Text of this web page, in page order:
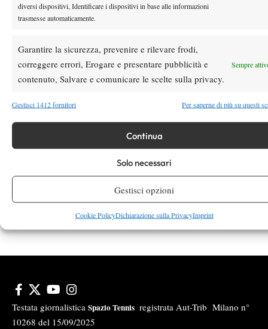
diversi dispositivi, Identificare i dispositivi in base alle informazioni
trasmesse automaticamente.
Garantire la sicurezza, prevenire e rilevare frodi,
correggere errori, Erogare e presentare pubblicità e
contenuto, Salvare e comunicare le scelte sulla privacy.
Sempre
Gestisci 1412 fornitori Per saperne di più su questi
Continua
Solo necessari
Gestisci opzioni
Cookie PolicyDichiarazione sulla PrivacyImprint
Facebook
Youtube
Testata giornalistica Spazio Tennis registrata Aut-Trib Milano n°
10268 del 15/09/2025